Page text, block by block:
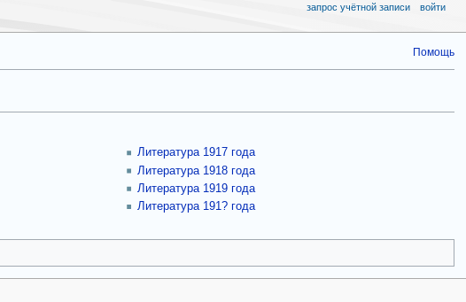
Помощь
Литература 1917 года
Литература 1918 года
Литература 1919 года
Литература 191? года
запрос учётной записи войти